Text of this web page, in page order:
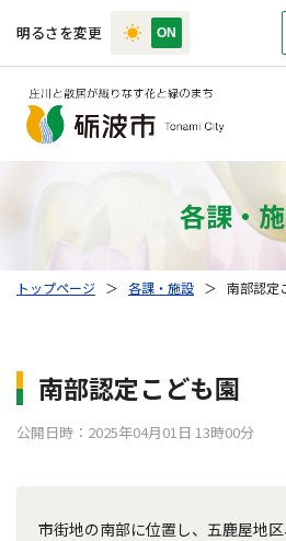
明るさを変更
各課・
トップページ ＞ 各課・施設 ＞ 南部認定
南部認定こども園
公開日時：2025年04月01日 13時00分
市街地の南部に位置し、五鹿屋地